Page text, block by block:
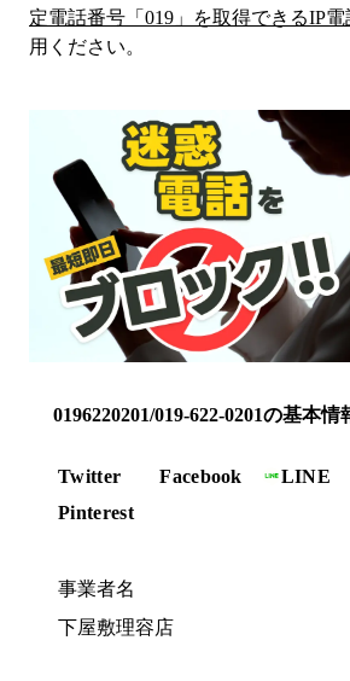
定電話番号「 019 」を取得できるIP
用ください。
0196220201/019-622-0201の基本情
Twitter Facebook LINE
Pinterest
事業者名
下屋敷理容店